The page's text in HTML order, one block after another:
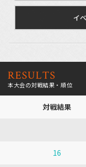
イ
RESULTS
本大会の対戦結果・順位
対戦結果
16